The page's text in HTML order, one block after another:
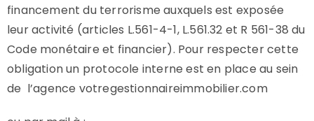
financement du terrorisme auxquels est exposée
leur activité (articles L.561-4-1, L.561.32 et R 561-38 du
Code monétaire et financier). Pour respecter cette
obligation un protocole interne est en place au sein
de l’agence votregestionnaireimmobilier.com